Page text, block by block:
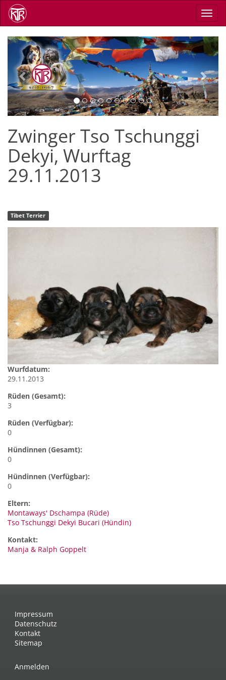
Skip
main
Previous Next
Zwinger Tso Tschunggi
Dekyi, Wurftag
29.11.2013
Tibet Terrier
Wurfdatum:
29.11.2013
Rüden (Gesamt):
3
Rüden (Verfügbar):
0
Hündinnen (Gesamt):
0
Hündinnen (Verfügbar):
0
Eltern:
Montaways' Dschampa (Rüde)
Tso Tschunggi Dekyi Bucari (Hündin)
Kontakt:
Manja & Ralph Goppelt
Impressum
Datenschutz
Kontakt
Sitemap
Anmelden